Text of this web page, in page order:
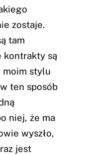
zostaje.
tam
kontrakty są
moim stylu
ten sposób
niej, że ma
wyszło,
jest